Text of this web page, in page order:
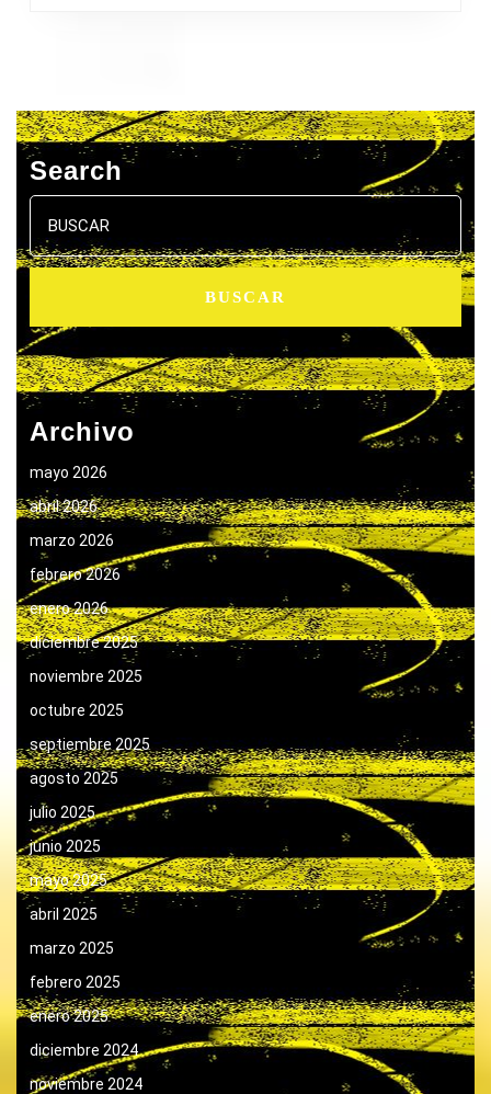
Search
Buscar:
Archivo
mayo 2026
abril 2026
marzo 2026
febrero 2026
enero 2026
diciembre 2025
noviembre 2025
octubre 2025
septiembre 2025
agosto 2025
julio 2025
junio 2025
mayo 2025
abril 2025
marzo 2025
febrero 2025
enero 2025
diciembre 2024
noviembre 2024